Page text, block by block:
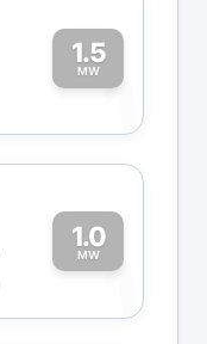
1.5
MW1
1.0
MW1